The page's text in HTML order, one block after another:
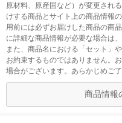
原材料、原産国など）が変更され
けする商品とサイト上の商品情報
用前には必ずお届けした商品の商
に詳細な商品情報が必要な場合は
また、商品名における「セット」
お約束するものではありません。
場合がございます。あらかじめご了
商品情報